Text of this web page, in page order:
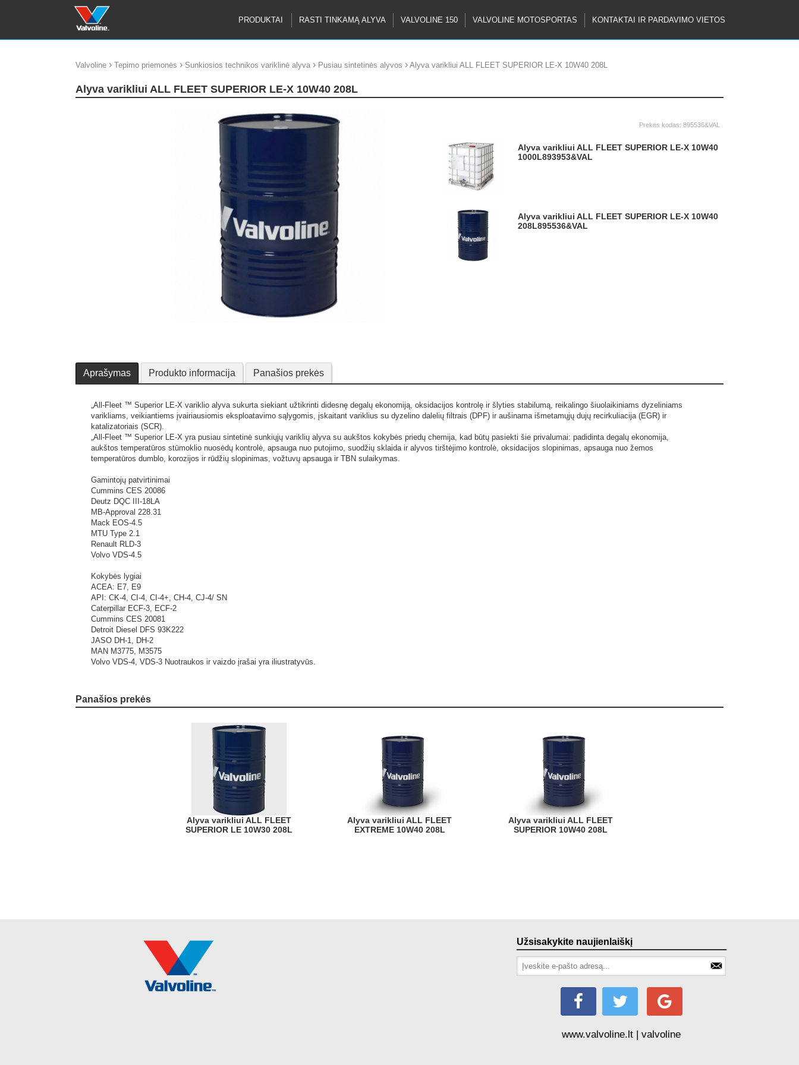
PRODUKTAI RASTI TINKAMĄ ALYVA VALVOLINE 150 VALVOLINE MOTOSPORTAS KONTAKTAI IR PARDAVIMO VIETOS
Valvoline › Tepimo priemonės › Sunkiosios technikos variklinė alyva › Pusiau sintetinės alyvos › Alyva varikliui ALL FLEET SUPERIOR LE-X 10W40 208L
Alyva varikliui ALL FLEET SUPERIOR LE-X 10W40 208L
Prekės kodas: 895536&VAL
Alyva varikliui ALL FLEET SUPERIOR LE-X 10W40
1000L893953&VAL
Alyva varikliui ALL FLEET SUPERIOR LE-X 10W40
208L895536&VAL
Aprašymas Produkto informacija Panašios prekės
„All-Fleet ™ Superior LE-X variklio alyva sukurta siekiant užtikrinti didesnę degalų ekonomiją, oksidacijos kontrolę ir šlyties stabilumą, reikalingo šiuolaikiniams dyzeliniams
varikliams, veikiantiems įvairiausiomis eksploatavimo sąlygomis, įskaitant variklius su dyzelino dalelių filtrais (DPF) ir aušinama išmetamųjų dujų recirkuliacija (EGR) ir
katalizatoriais (SCR).
„All-Fleet ™ Superior LE-X yra pusiau sintetinė sunkiųjų variklių alyva su aukštos kokybės priedų chemija, kad būtų pasiekti šie privalumai: padidinta degalų ekonomija,
aukštos temperatūros stūmoklio nuosėdų kontrolė, apsauga nuo putojimo, suodžių sklaida ir alyvos tirštėjimo kontrolė, oksidacijos slopinimas, apsauga nuo žemos
temperatūros dumblo, korozijos ir rūdžių slopinimas, vožtuvų apsauga ir TBN sulaikymas.
Gamintojų patvirtinimai
Cummins CES 20086
Deutz DQC III-18LA
MB-Approval 228.31
Mack EOS-4.5
MTU Type 2.1
Renault RLD-3
Volvo VDS-4.5
Kokybės lygiai
ACEA: E7, E9
API: CK-4, CI-4, CI-4+, CH-4, CJ-4/ SN
Caterpillar ECF-3, ECF-2
Cummins CES 20081
Detroit Diesel DFS 93K222
JASO DH-1, DH-2
MAN M3775, M3575
Volvo VDS-4, VDS-3 Nuotraukos ir vaizdo įrašai yra iliustratyvūs.
Panašios prekės
Alyva varikliui ALL FLEET
SUPERIOR LE 10W30 208L
Alyva varikliui ALL FLEET
EXTREME 10W40 208L
Alyva varikliui ALL FLEET
SUPERIOR 10W40 208L
Užsisakykite naujienlaiškį
www.valvoline.lt | valvoline